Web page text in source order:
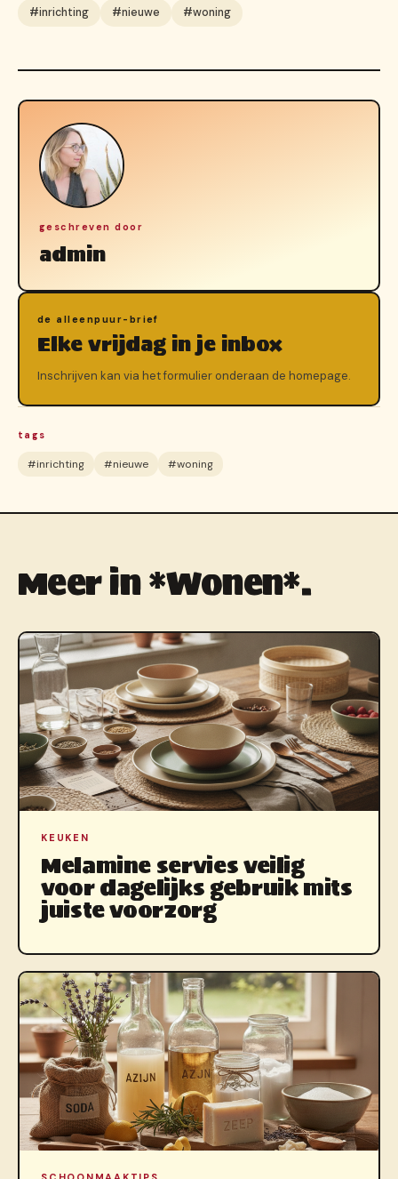
#inrichting #nieuwe #woning
geschreven door
admin
de alleenpuur-brief
Elke vrijdag in je inbox
Inschrijven kan via het formulier onderaan de homepage.
tags
#inrichting #nieuwe #woning
Meer in *Wonen*.
KEUKEN
Melamine servies veilig
voor dagelijks gebruik mits
juiste voorzorg